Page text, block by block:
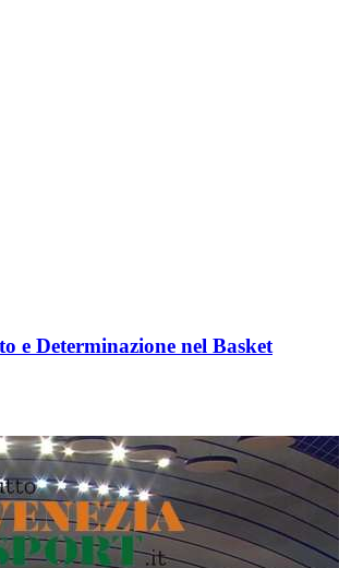
e Determinazione nel Basket